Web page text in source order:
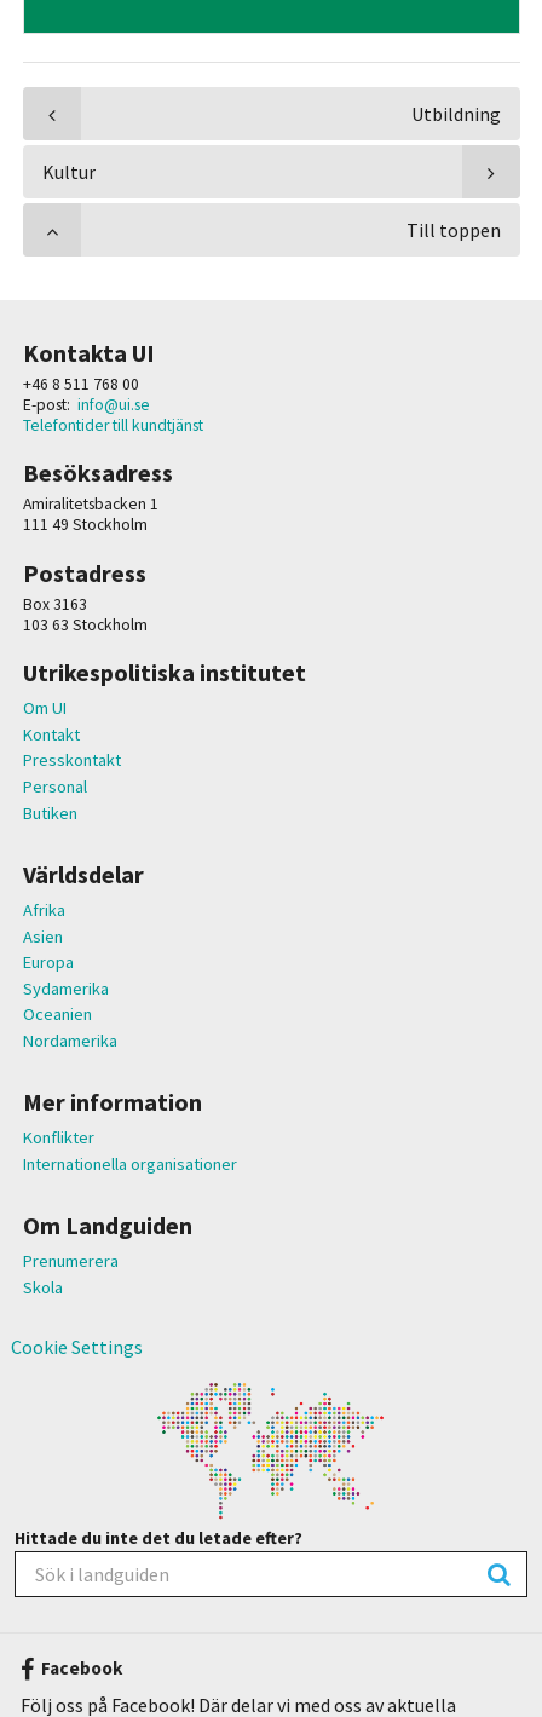
Utbildning
Kultur
Till toppen
Kontakta UI
+46 8 511 768 00
E-post: info@ui.se
Telefontider till kundtjänst
Besöksadress
Amiralitetsbacken 1
111 49 Stockholm
Postadress
Box 3163
103 63 Stockholm
Utrikespolitiska institutet
Om UI
Kontakt
Presskontakt
Personal
Butiken
Världsdelar
Afrika
Asien
Europa
Sydamerika
Oceanien
Nordamerika
Mer information
Konflikter
Internationella organisationer
Om Landguiden
Prenumerera
Skola
Cookie Settings
Hittade du inte det du letade efter?
Facebook
Följ oss på Facebook! Där delar vi med oss av aktuella